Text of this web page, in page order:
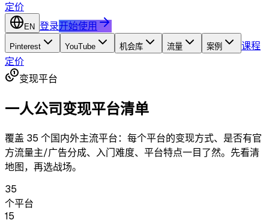
定价
EN 登录开始使用
Pinterest YouTube 机会库 流量 案例
课程
定价
变现平台
一人公司变现平台清单
覆盖 35 个国内外主流平台：每个平台的变现方式、是否有官
方流量主/广告分成、入门难度、平台特点一目了然。先看清
地图，再选战场。
35
个平台
15